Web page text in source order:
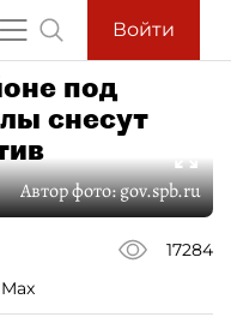
Войти
под
снесут
Автор фото:gov.spb.ru
17284